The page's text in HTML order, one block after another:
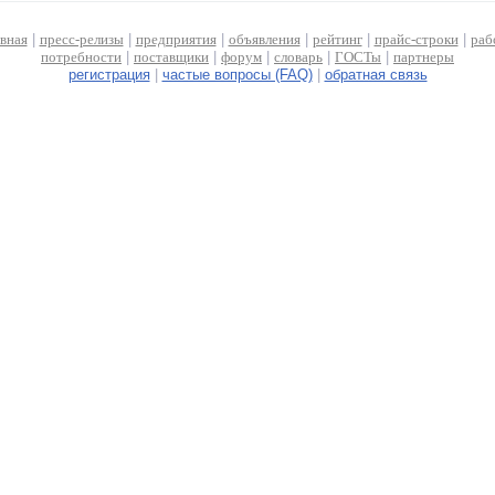
| пресс-релизы предприятия| объявления| рейтинг| прайс-строки|
потребности
поставщики форум словарь ГОСТы
партнеры
регистрация| частые вопросы (FAQ)| обратная связь